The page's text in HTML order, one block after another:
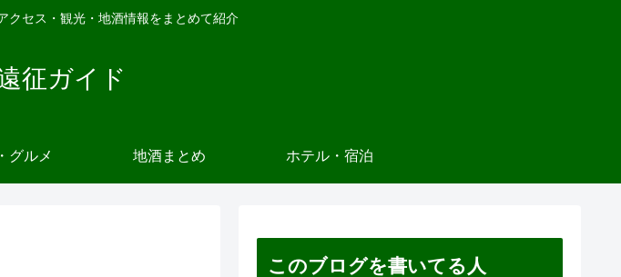
クセス・観光・地酒情報をまとめて紹介
征ガイド
グルメ 地酒まとめ ホテル・宿泊
このブログを書いてる人